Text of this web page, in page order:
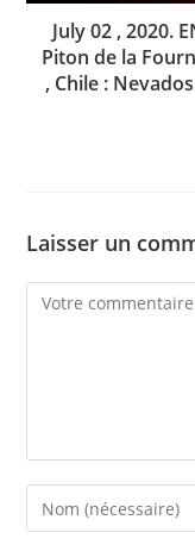
July 02 , 2020.
Piton de la
, Chile :
Laisser un
Comment
Enter
your